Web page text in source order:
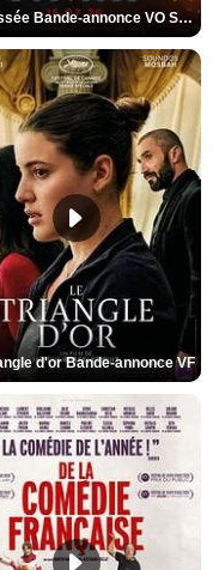
L'Odyssée Bande-annonce VO STFR
d'or Bande-annonce VF